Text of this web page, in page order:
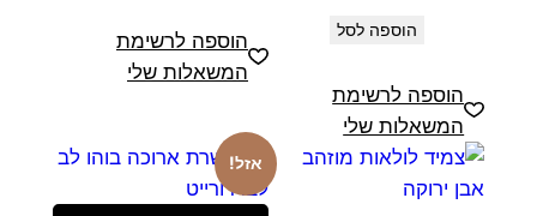
הוספה לסל
הוספה לרשימת
המשאלות שלי
הוספה לרשימת
המשאלות שלי
אזל!